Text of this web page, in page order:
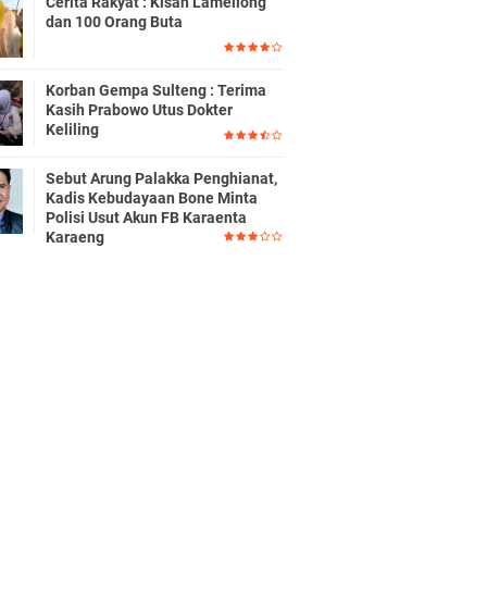
dan 100 Orang Buta
Korban Gempa Sulteng : Terima
Kasih Prabowo Utus Dokter
Keliling
Sebut Arung Palakka Penghianat,
Kadis Kebudayaan Bone Minta
Polisi Usut Akun FB Karaenta
Karaeng